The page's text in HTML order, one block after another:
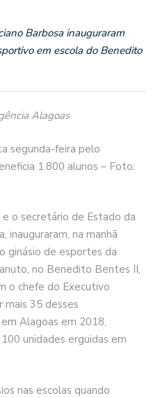
Barbosa inauguraram
em escola do Benedito
Alagoas
segunda-feira pelo
1.800 alunos – Foto:
o secretário de Estado da
inauguraram, na manhã
ginásio de esportes da
no Benedito Bentes II,
o chefe do Executivo
mais 35 desses
Alagoas em 2018,
unidades erguidas em
nas escolas quando